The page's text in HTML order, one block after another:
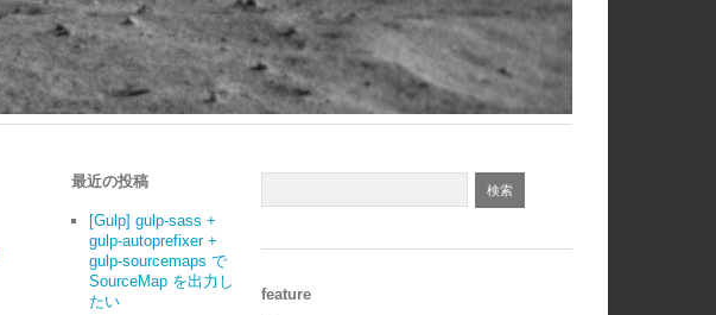
最近の投稿
[Gulp] gulp-sass +
gulp-autoprefixer +
gulp-sourcemaps で
SourceMap を出力し
たい
feature